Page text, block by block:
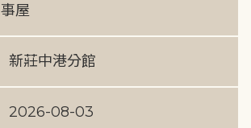
事屋
新莊中港分館
2026-08-03